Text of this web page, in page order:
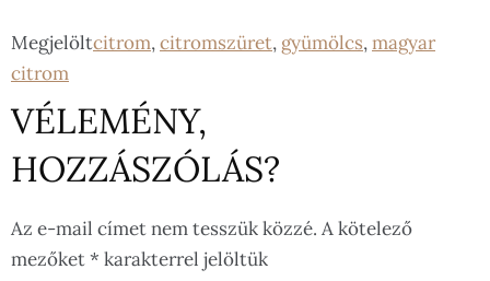
Megjelöltcitrom,citromszüret, gyümölcs,magyar
citrom
VÉLEMÉNY,
HOZZÁSZÓLÁS?
Az e-mail címet nem tesszük közzé. A kötelező
mezőket* karakterrel jelöltük